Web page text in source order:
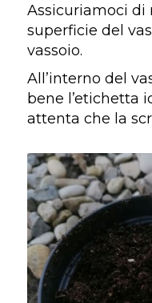
Assicuriamoci di
superficie del
vassoio.
All’interno del
bene l’etichetta
attenta che la